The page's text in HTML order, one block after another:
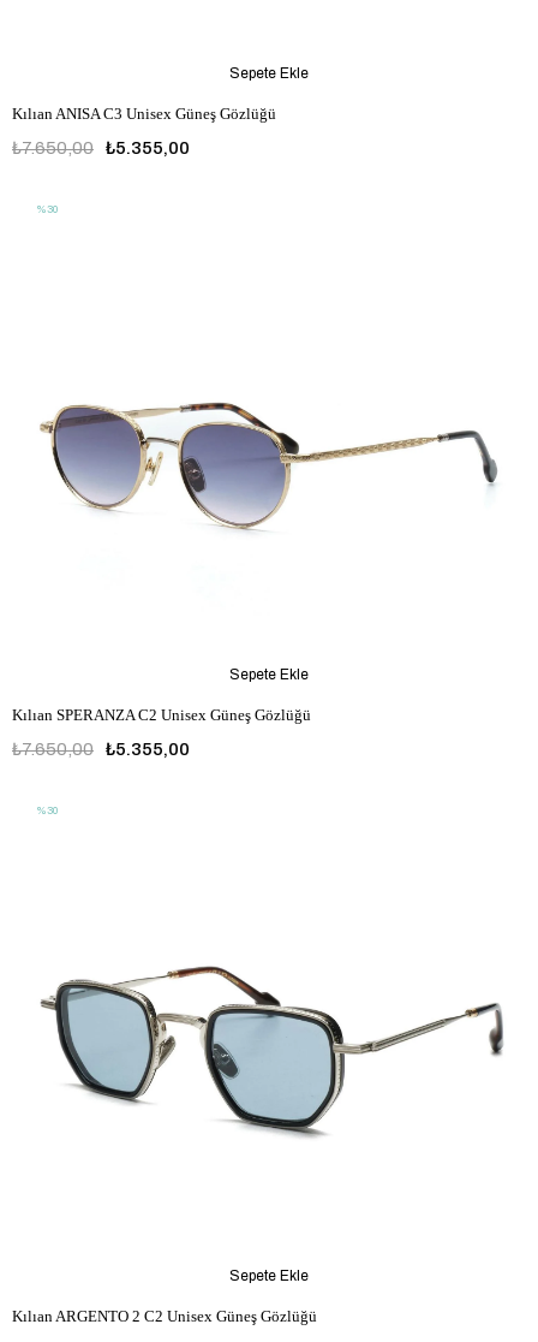
Kılıan ANISA C3 Unisex Güneş Gözlüğü
₺5.355,00
₺7.650,00
Sepete Ekle
Kılıan SPERANZA C2 Unisex Güneş Gözlüğü
₺5.355,00
₺7.650,00
Sepete Ekle
%30
Kılıan ARGENTO 2 C2 Unisex Güneş Gözlüğü
Sepete Ekle
%30